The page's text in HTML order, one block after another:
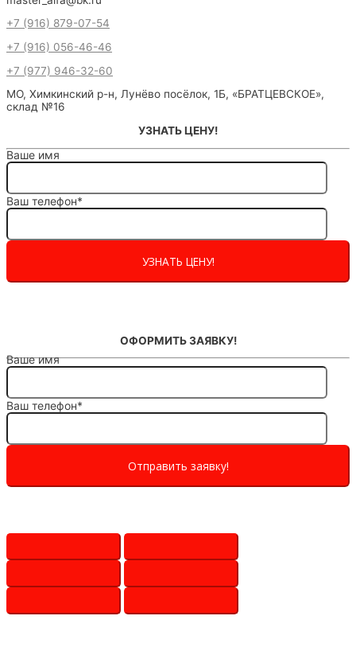
+7 (916) 879-07-54
+7 (916) 056-46-46
+7 (977) 946-32-60
МО, Химкинский р-н, Лунёво посёлок, 1Б, «БРАТЦЕВСКОЕ»,
склад №16
УЗНАТЬ ЦЕНУ!
Ваше имя
Ваш телефон*
ОФОРМИТЬ ЗАЯВКУ!
Ваше имя
Ваш телефон*